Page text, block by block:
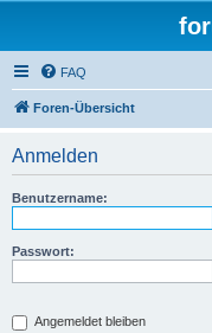
FAQ
Foren-Übersicht
Anmelden
Benutzername:
Passwort:
Angemeldet bleiben